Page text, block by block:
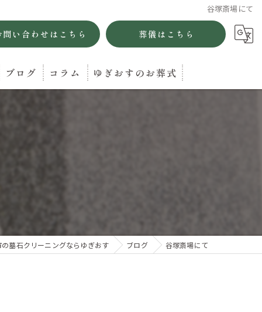
谷塚斎場にて
問い合わせはこちら 葬儀はこちら
ブログ コラム ゆぎおすのお葬式
の墓石クリーニングならゆぎおす ブログ 谷塚斎場にて